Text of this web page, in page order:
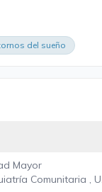
del sueño
Mayor
Comunitaria ,